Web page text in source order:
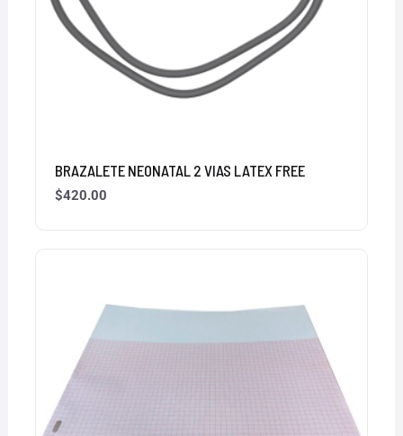
BRAZALETE NEONATAL 2 VIAS LATEX FREE
$420.00